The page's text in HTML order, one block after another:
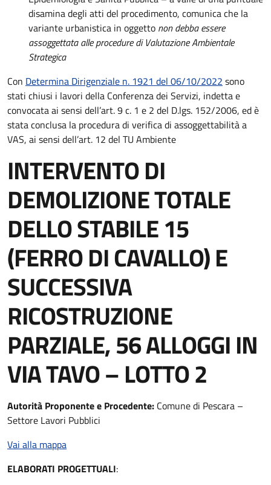
disamina degli atti del procedimento, comunica che la
variante urbanistica in oggetto non debba essere
assoggettata alle procedure di Valutazione Ambientale
Strategica
Con Determina Dirigenziale n. 1921 del 06/10/2022 sono
stati chiusi i lavori della Conferenza dei Servizi, indetta e
convocata ai sensi dell’art. 9 c. 1 e 2 del D.lgs. 152/2006, ed è
stata conclusa la procedura di verifica di assoggettabilità a
VAS, ai sensi dell’art. 12 del TU Ambiente
INTERVENTO DI
DEMOLIZIONE TOTALE
DELLO STABILE 15
(FERRO DI CAVALLO) E
SUCCESSIVA
RICOSTRUZIONE
PARZIALE, 56 ALLOGGI IN
VIA TAVO – LOTTO 2
Autorità Proponente e Procedente: Comune di Pescara –
Settore Lavori Pubblici
Vai alla mappa
ELABORATI PROGETTUALI: